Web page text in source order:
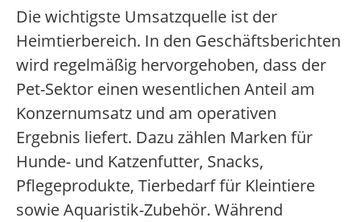
Die wichtigste Umsatzquelle ist der
Heimtierbereich. In den Geschäftsberichten
wird regelmäßig hervorgehoben, dass der
Pet-Sektor einen wesentlichen Anteil am
Konzernumsatz und am operativen
Ergebnis liefert. Dazu zählen Marken für
Hunde- und Katzenfutter, Snacks,
Pflegeprodukte, Tierbedarf für Kleintiere
sowie Aquaristik-Zubehör. Während